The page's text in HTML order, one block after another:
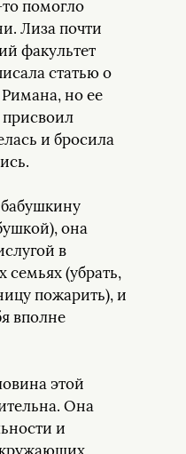
помогло
Лиза почти
факультет
статью о
Римана, но ее
присвоил
и бросила
она
в
семьях (убрать,
пожарить), и
вполне
этой
Она
и